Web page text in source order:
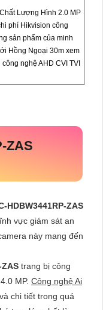
Lượng Hình 2.0 MP
phí Hikvision công
sản phẩm của minh
Hồng Ngoại 30m xem
nghệ AHD CVI TVI
ZAS
HDBW3441RP-ZAS
vực giám sát an
này mang đến
ZAS trang bị công
MP. Công nghệ Ai
chi tiết trong quá